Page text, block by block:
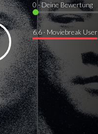
0 · Deine Bewertung
6.6 · Moviebreak User